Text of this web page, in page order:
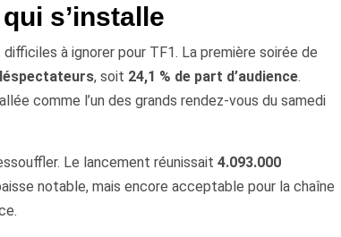
s’installe
à ignorer pour TF1. La première soirée de
, soit 24,1 % de part d’audience.
comme l’un des grands rendez-vous du samedi
Le lancement réunissait 4.093.000
notable, mais encore acceptable pour la chaîne